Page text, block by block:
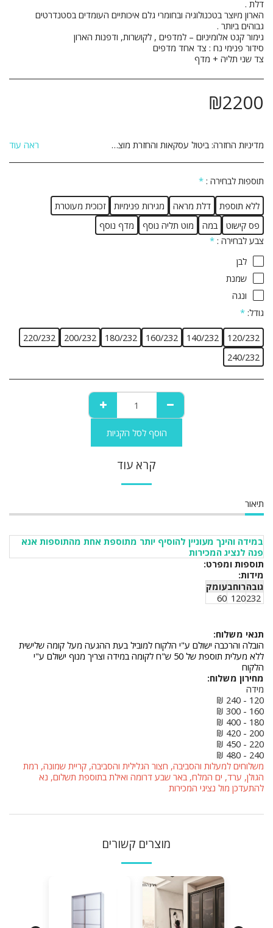
צד שני תליה + מדף
₪2200
מדיניות החזרה: ביטול עסקאות והחזרת מוצרים: הנהלת האתר עושה מאמצים רבים על מנת להבטיח את מכירתם ואספקתם של המוצרים המוצעים באתר לשביעות רצונו של הלקוח. אם לא תהיה מרוצה מן המוצר מן המוצר שרכשת תוכל לבטל את הרכישה ולהחזיר את המוצר ולקבל זיכוי כספי במחיר ששולם עבורו והוא על פי התנאים שלהלן: 1. ביטול העסקה יבוצע בתוך 14 יום שבו הלקוח קיבל את המוצר. 2. ביטול העסקה יעשה באמצעות הודעה בכתב אל הנהלת האתר באמצעות דואר רשום, פקסימיליה או דואר אלקטרוני ואשר אושרו על ידי הנהלת האתר. 3 המוצר יוחזר באריזתו המקורית, כשעדיין לא נעשה בו שימוש כלשהו וכשהוא שלם וללא פגיעה ו/או נזק ו/או פגם מכל סוג שהוא. 4 לקוח יחויב בדמי ביטול עסקה על סך 5% מערך המוצר כולל מע&quot;מ או 100 ₪ לפי הנמוך מבניהם. 5. אם המוצר סופק כבר ללקוח, חובת החזרת המוצר חלה על הלקוח והלקוח יחויב בדמי הובלה בהתאם, בנוסף לדמי הביטול הנ&quot;ל. 6. לא ניתן להחזיר מוצר שהותקן ו/או שהורכב בבית הלקוח. 7. לא ניתן להחזיר מוצר לאחר השימוש בו. 8. לא ניתן להחזיר מוצר שיוצר בהזמנה אישית בהתאם להזמנת הלקוח. 9. ביטול עסקה לפני קבלת המוצר יתבצע עד 24 שעות מסגירת העסקה ובתנאי שלא תואמה אספקה ללקוח . 10.ביטול עסקה לפני קבלת מוצר – יחויב הלקוח ב 25% דמי ביטול . ראה עוד
תוספות לבחירה : *
ללא תוספת דלת מראה מגירות פנימיות
זכוכית מעוטרת
פס קישוט
במה מוט תליה נוסף
מדף נוסף
צבע לבחירה : *
לבן
שמנת
ונגה
גודל: *
120/232
140/232
160/232
180/232
200/232
220/232
240/232
הוסף לסל הקניות
קרא עוד
תיאור
במידה והינך מעוניין להוסיף יותר מתוספת אחת מהתוספות אנא
פנה לנציג המכירות
תוספות ומפרט:
מידות:
גובהרוחבעומק
120
60
תנאי משלוח:
הובלה והרכבה ישולם ע"י הלקוח למוביל בעת ההגעה מעל קומה שלישית
ללא מעלית תוספת של 50 ש"ח לקומה במידה וצריך מנוף ישולם ע"י
הלקוח
מחירון משלוח:
מידה
120 - 240 ₪
160 - 300 ₪
180 - 400 ₪
200 - 420 ₪
220 - 450 ₪
240 - 480 ₪
משלוחים למעלות והסביבה, חצור הגלילית והסביבה, קריית שמונה, רמת
הגולן, ערד, ים המלח, באר שבע דרומה ואילת בתוספת תשלום, נא
להתעדכן מול נציגי המכירות
מוצרים קשורים